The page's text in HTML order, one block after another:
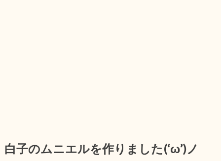
白子のムニエルを作りました(‘ω’)ノ